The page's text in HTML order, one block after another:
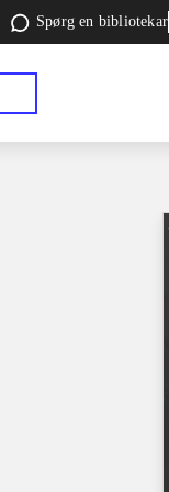
Spørg en bibliotekar